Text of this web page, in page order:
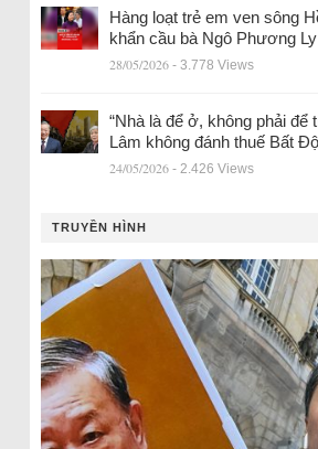
Hàng loạt trẻ em ven sông
khẩn cầu bà Ngô Phương
28/05/2026 - 3.778 Views
“Nhà là để ở, không phải để
Lâm không đánh thuế Bất
24/05/2026 - 2.426 Views
TRUYỀN HÌNH